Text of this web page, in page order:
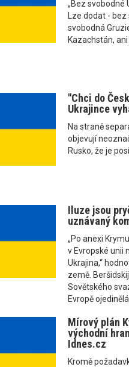
„Bez svobodné
Lze dodat -
svobodná
Kazachstán,
"Chci do
Ukrajince
Na straně
objevují
Rusko, že je
Iluze jsou
uznávaný
„Po anexi
v Evropské unii
Ukrajina,“
země.
Sovětského
Evropě ojedinělá...
Mírový plán
východní
Idnes.cz
Kromě